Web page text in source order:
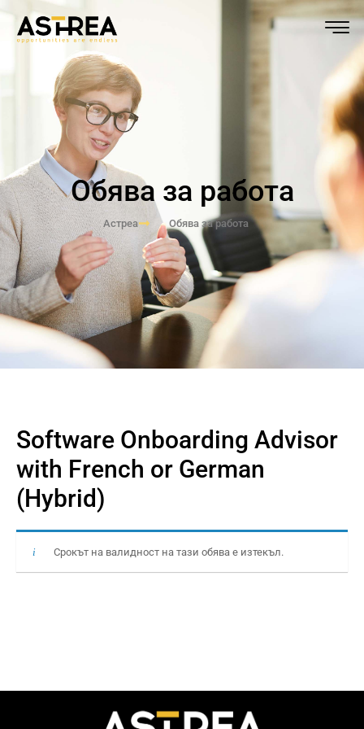
Обява за работа
Астреа Обява за работа
Software Onboarding Advisor
with French or German
(Hybrid)
Срокът на валидност на тази обява е изтекъл.